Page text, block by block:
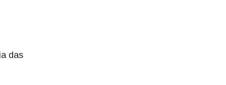
das